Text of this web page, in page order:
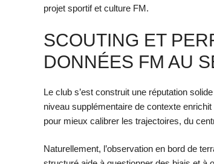
projet sportif et culture FM.
SCOUTING ET
DONNÉES FM AU
Le club s’est construit une réputation
niveau supplémentaire de contexte
pour mieux calibrer les trajectoires, du
Naturellement, l’observation en bord de